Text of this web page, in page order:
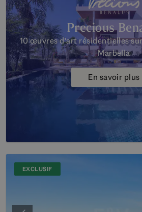
Precious
10 œuvres d'art résidentielles
Marbella
En savoir plus
EXCLUSIF